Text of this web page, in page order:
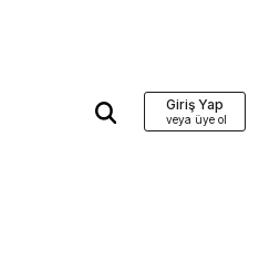
Giriş Yap